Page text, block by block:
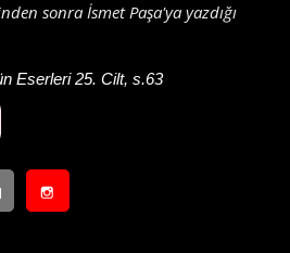
sonra İsmet Paşa'ya yazdığı
Eserleri 25. Cilt, s.63